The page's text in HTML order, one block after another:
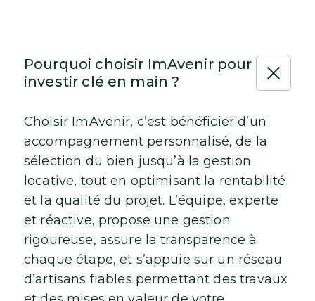
Pourquoi choisir ImAvenir pour
investir clé en main ?
Choisir ImAvenir, c’est bénéficier d’un
accompagnement personnalisé, de la
sélection du bien jusqu’à la gestion
locative, tout en optimisant la rentabilité
et la qualité du projet. L’équipe, experte
et réactive, propose une gestion
rigoureuse, assure la transparence à
chaque étape, et s’appuie sur un réseau
d’artisans fiables permettant des travaux